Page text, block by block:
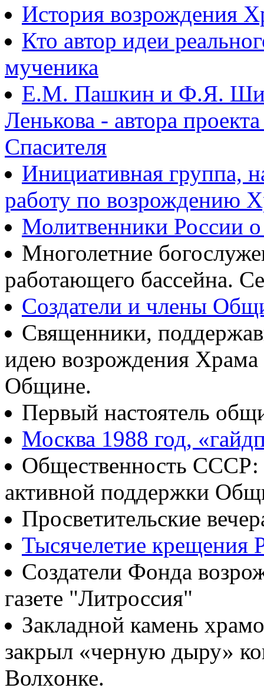
История возрождения
Кто автор идеи
мученика
Е.М. Пашкин и Ф.Я.
Ленькова - автора
Спасителя
Инициативная группа,
работу по возрождению
Молитвенники России
Многолетние
работающего бассейна.
Создатели и члены
Священники,
идею возрождения
Общине.
Первый настоятель
Москва 1988 год,
Общественность СССР:
активной поддержки
Просветительские
Тысячелетие крещения
Создатели Фонда
газете "Литроссия"
Закладной камень
закрыл «черную дыру»
Волхонке.